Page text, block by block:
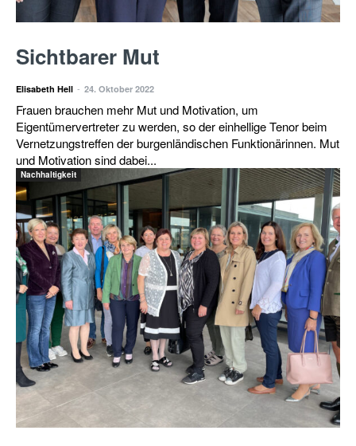
Nachhaltigkeit
Sichtbarer Mut
Elisabeth Hell - 24. Oktober 2022
Frauen brauchen mehr Mut und Motivation, um
Eigentümervertreter zu werden, so der einhellige Tenor beim
Vernetzungstreffen der burgenländischen Funktionärinnen. Mut
und Motivation sind dabei...